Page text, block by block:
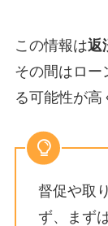
この情報は返
その間はロー
る可能性が高
督促や取
ず、まず